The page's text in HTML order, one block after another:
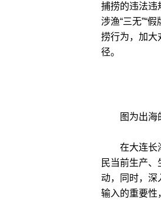
捕捞的违法违
涉渔“三无”“
捞行为，加大
径。
图为出海的
在大连长海
民当前生产
动，同时，深
输入的重要性